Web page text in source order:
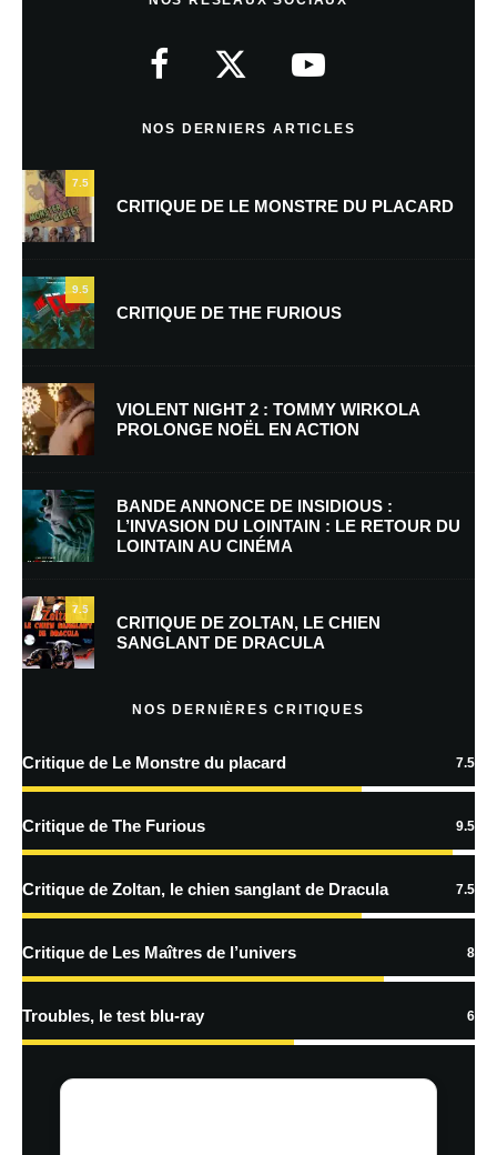
Nom*
E-mail *
Enregistrer mon nom, mon e-mail et mon site dans le navigateur pour
mon prochain commentaire.
Prévenez-moi de tous les nouveaux commentaires par e-mail.
Prévenez-moi de tous les nouveaux articles par e-mail.
En savoir
traitées
NOS DERNIERS ARTICLES
7.5
CRITIQUE DE LE MONSTRE DU PLACARD
9.5
CRITIQUE DE THE FURIOUS
VIOLENT NIGHT 2 : TOMMY WIRKOLA
PROLONGE NOËL EN ACTION
BANDE ANNONCE DE INSIDIOUS :
L’INVASION DU LOINTAIN : LE RETOUR DU
LOINTAIN AU CINÉMA
7.5
CRITIQUE DE ZOLTAN, LE CHIEN
SANGLANT DE DRACULA
NOS DERNIÈRES CRITIQUES
Critique de Le Monstre du placard 7.5
Critique de The Furious 9.5
Critique de Zoltan, le chien sanglant de Dracula 7.5
Critique de Les Maîtres de l’univers 8
Troubles, le test blu-ray 6